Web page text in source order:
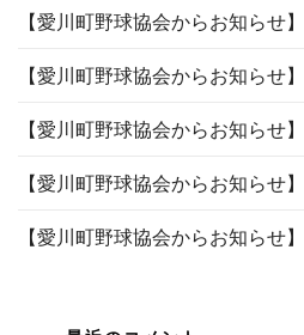
【愛川町野球協会からお知らせ】
【愛川町野球協会からお知らせ】
【愛川町野球協会からお知らせ】
【愛川町野球協会からお知らせ】
【愛川町野球協会からお知らせ】